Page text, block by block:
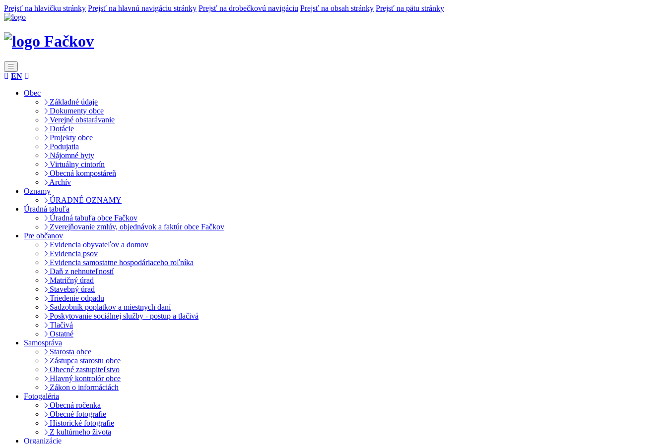
Prejsť na hlavičku stránky Prejsť na hlavnú navigáciu stránky Prejsť na drobečkovú navigáciu Prejsť na obsah stránky Prejsť na pätu stránky
Fačkov
EN
Obec
Základné údaje
Dokumenty obce
Verejné obstarávanie
Dotácie
Projekty obce
Podujatia
Nájomné byty
Virtuálny cintorín
Obecná kompostáreň
Archív
Oznamy
ÚRADNÉ OZNAMY
Úradná tabuľa
Úradná tabuľa obce Fačkov
Zverejňovanie zmlúv, objednávok a faktúr obce Fačkov
Pre občanov
Evidencia obyvateľov a domov
Evidencia psov
Evidencia samostatne hospodáriaceho roľníka
Daň z nehnuteľností
Matričný úrad
Stavebný úrad
Triedenie odpadu
Sadzobník poplatkov a miestnych daní
Poskytovanie sociálnej služby - postup a tlačivá
Tlačivá
Ostatné
Samospráva
Starosta obce
Zástupca starostu obce
Obecné zastupiteľstvo
Hlavný kontrolór obce
Zákon o informáciách
Fotogaléria
Obecná ročenka
Obecné fotografie
Historické fotografie
Z kultúrneho života
Organizácie